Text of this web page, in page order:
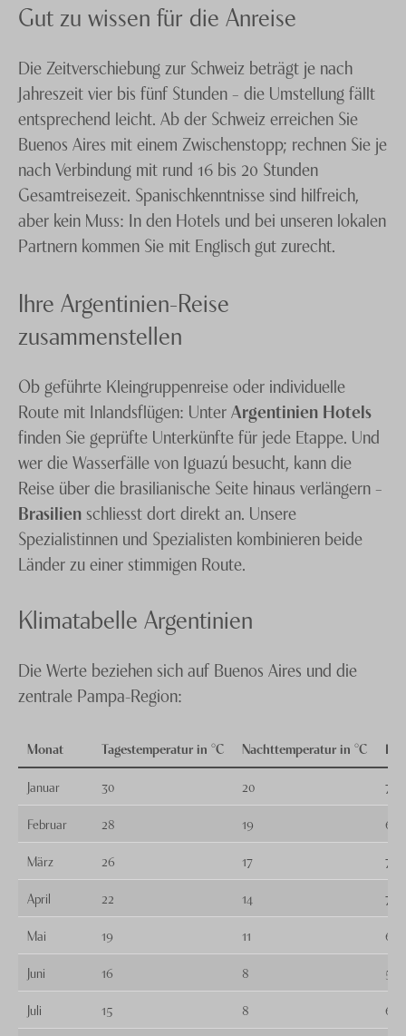
Gut zu wissen für die Anreise
Die Zeitverschiebung zur Schweiz beträgt je nach
Jahreszeit vier bis fünf Stunden – die Umstellung fällt
entsprechend leicht. Ab der Schweiz erreichen Sie
Buenos Aires mit einem Zwischenstopp; rechnen Sie je
nach Verbindung mit rund 16 bis 20 Stunden
Gesamtreisezeit. Spanischkenntnisse sind hilfreich,
aber kein Muss: In den Hotels und bei unseren lokalen
Partnern kommen Sie mit Englisch gut zurecht.
Ihre Argentinien-Reise
zusammenstellen
Ob geführte Kleingruppenreise oder individuelle
Route mit Inlandsflügen: UnterArgentinien Hotels
finden Sie geprüfte Unterkünfte für jede Etappe. Und
wer die Wasserfälle von Iguazú besucht, kann die
Reise über die brasilianische Seite hinaus verlängern –
Brasilienschliesst dort direkt an. Unsere
Spezialistinnen und Spezialisten kombinieren beide
Länder zu einer stimmigen Route.
Klimatabelle Argentinien
Die Werte beziehen sich auf Buenos Aires und die
zentrale Pampa-Region:
Monat Tagestemperatur in °C Nachttemperatur in °C
Januar
30 20
7
Februar
28 19
6
März
26 17
7
April
22 14
7
Mai
19 11
6
Juni
16 8
5
Juli
15 8
6